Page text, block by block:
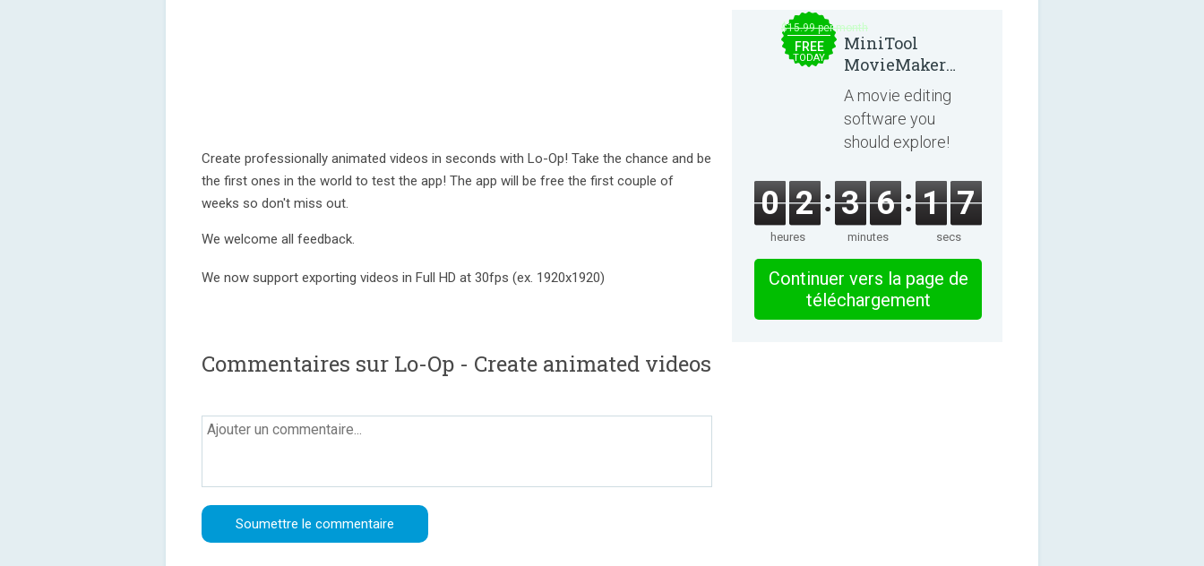
Create professionally animated videos in seconds with Lo-Op! Take the chance and be
the first ones in the world to test the app! The app will be free the first couple of
weeks so don't miss out.
We welcome all feedback.
We now support exporting videos in Full HD at 30fps (ex. 1920x1920)
Commentaires sur Lo-Op - Create animated videos
$15.99 per month
FREE
TODAY
MiniTool
MovieMaker
8.8.0
A movie editing
software you
should explore!
0 2
heures
3 6
minutes
1 7
secs
Continuer vers la page de
téléchargement